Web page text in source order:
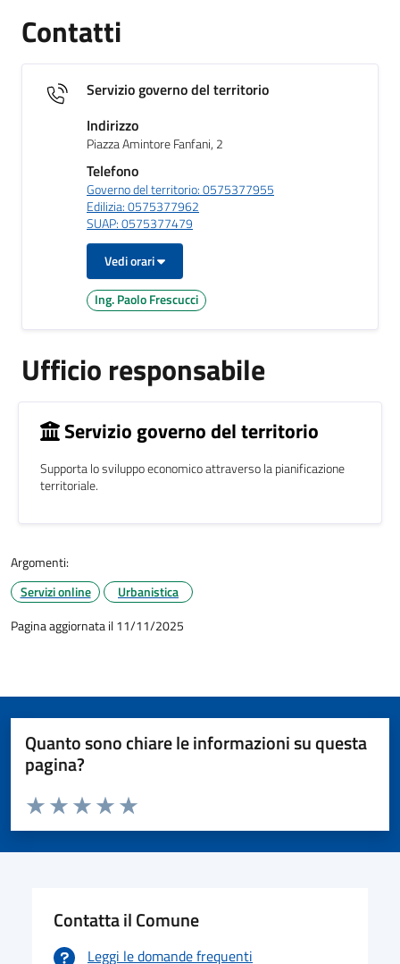
Contatti
Servizio governo del territorio
Indirizzo
Piazza Amintore Fanfani, 2
Telefono
Governo del territorio: 0575377955
Edilizia: 0575377962
SUAP: 0575377479
Vedi orari
Ing. Paolo Frescucci
Ufficio responsabile
Servizio governo del territorio
Supporta lo sviluppo economico attraverso la pianificazione
territoriale.
Argomenti:
Servizi online
Urbanistica
Pagina aggiornata il 11/11/2025
Quanto sono chiare le informazioni su questa
pagina?
Valuta da 1 a 5 stelle la pagina
Valuta 5 stelle su 5
Valuta 4 stelle su 5
Valuta 3 stelle su 5
Valuta 2 stelle su 5
Valuta 1 stelle su 5
Contatta il Comune
Leggi le domande frequenti